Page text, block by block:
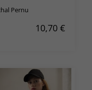
Pernu
10,70 €